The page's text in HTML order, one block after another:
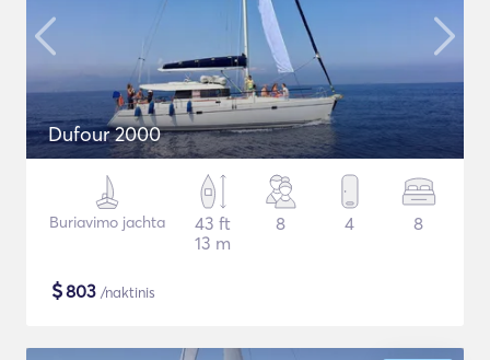
Dufour 2000
Buriavimo jachta
43 ft
13 m
8 4 8
$803 /naktinis